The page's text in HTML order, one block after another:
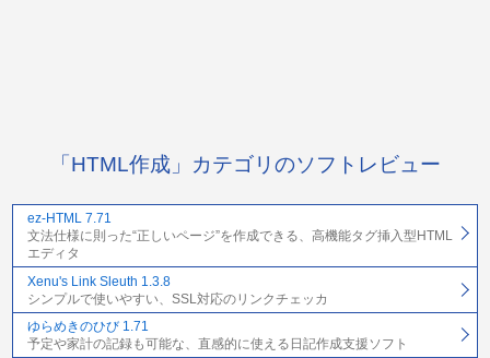
「HTML作成」カテゴリのソフトレビュー
ez-HTML 7.71
文法仕様に則った“正しいページ”を作成できる、高機能タグ挿入型HTML
エディタ
Xenu's Link Sleuth 1.3.8
シンプルで使いやすい、SSL対応のリンクチェッカ
ゆらめきのひび 1.71
予定や家計の記録も可能な、直感的に使える日記作成支援ソフト